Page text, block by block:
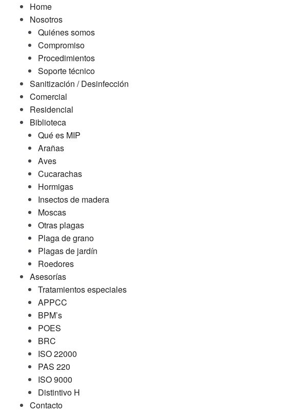
Home
Nosotros
Quiénes somos
Compromiso
Procedimientos
Soporte técnico
Sanitización / Desinfección
Comercial
Residencial
Biblioteca
Qué es MIP
Arañas
Aves
Cucarachas
Hormigas
Insectos de madera
Moscas
Otras plagas
Plaga de grano
Plagas de jardín
Roedores
Asesorías
Tratamientos especiales
APPCC
BPM’s
POES
BRC
ISO 22000
PAS 220
ISO 9000
Distintivo H
Contacto